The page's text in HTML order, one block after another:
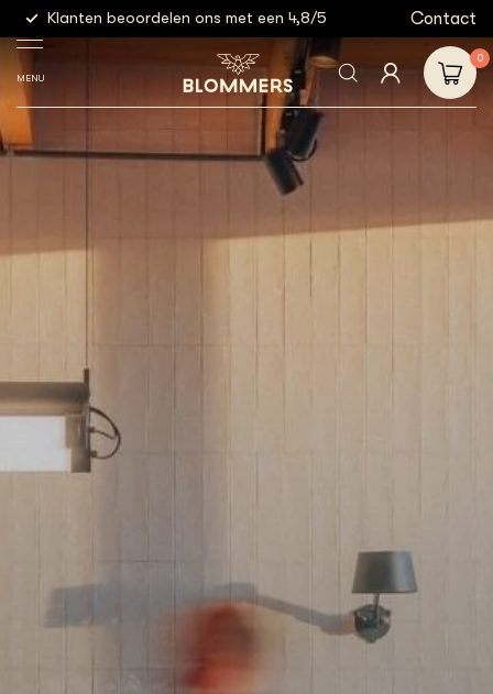
Klanten beoordelen ons met een 4,8/5 Gratis
Contact
MENU
0